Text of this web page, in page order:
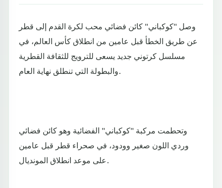
وصل "كوكباني" كائن فضائي محب لكرة القدم إلى قطر
عن طريق الخطأ قبل عامين من انطلاق كأس العالم، في
مسلسل كرتوني جديد يسعى للترويج للثقافة القطرية
والبطولة التي تنطلق نهاية العام.
وتحطمت مركبة "كوكباني" الفضائية وهو كائن فضائي
وردي اللون صغير وودود، في صحراء قطر قبل عامين
على موعد انطلاق المونديال.